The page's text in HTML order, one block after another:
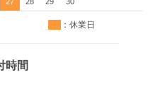
：休業日
時間